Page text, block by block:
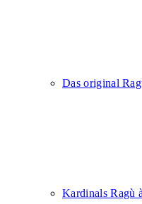
Das original
Kardinals Ragù